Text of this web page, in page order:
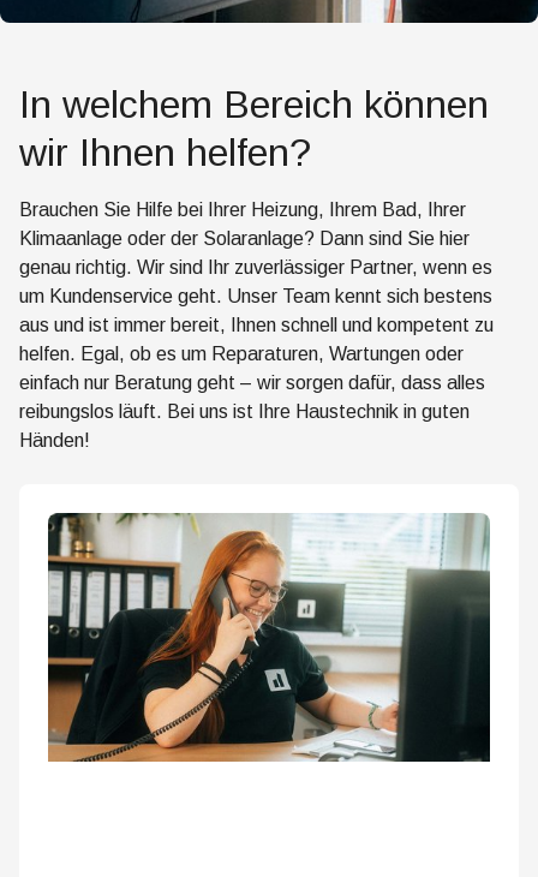
In welchem Bereich können
wir Ihnen helfen?
Brauchen Sie Hilfe bei Ihrer Heizung, Ihrem Bad, Ihrer
Klimaanlage oder der Solaranlage? Dann sind Sie hier
genau richtig. Wir sind Ihr zuverlässiger Partner, wenn es
um Kundenservice geht. Unser Team kennt sich bestens
aus und ist immer bereit, Ihnen schnell und kompetent zu
helfen. Egal, ob es um Reparaturen, Wartungen oder
einfach nur Beratung geht – wir sorgen dafür, dass alles
reibungslos läuft. Bei uns ist Ihre Haustechnik in guten
Händen!